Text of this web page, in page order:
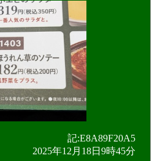
記:E8A89F20A5
2025年12月18日9時45分